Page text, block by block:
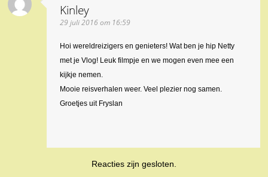
Kinley
29 juli 2016 om 16:59
Hoi wereldreizigers en genieters! Wat ben je hip Netty
met je Vlog! Leuk filmpje en we mogen even mee een
kijkje nemen.
Mooie reisverhalen weer. Veel plezier nog samen.
Groetjes uit Fryslan
Reacties zijn gesloten.